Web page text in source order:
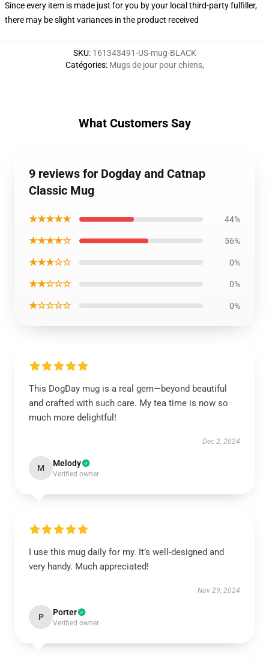
Since every item is made just for you by your local third-party fulfiller,
there may be slight variances in the product received
SKU: 161343491-US-mug-BLACK
Catégories: Mugs de jour pour chiens,
What Customers Say
9 reviews for Dogday and Catnap
Classic Mug
★★★★★ 44%
★★★★☆ 56%
★★★☆☆ 0%
★★☆☆☆ 0%
★☆☆☆☆ 0%
This DogDay mug is a real gem—beyond beautiful
and crafted with such care. My tea time is now so
much more delightful!
Dec 2, 2024
M Melody
Verified owner
I use this mug daily for my. It’s well-designed and
very handy. Much appreciated!
Nov 29, 2024
P Porter
Verified owner